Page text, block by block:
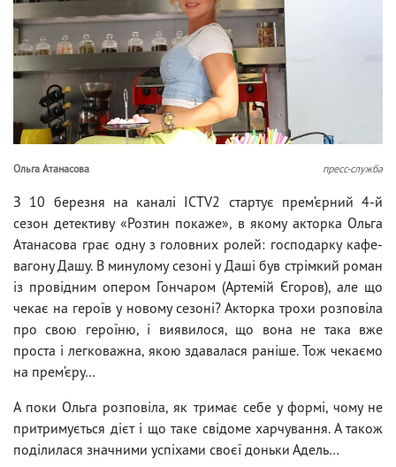
Ольга Атанасова пресс-служба
З 10 березня на каналі ICTV2 стартує прем’єрний 4-й
сезон детективу «Розтин покаже», в якому акторка Ольга
Атанасова грає одну з головних ролей: господарку кафе-
вагону Дашу. В минулому сезоні у Даші був стрімкий роман
із провідним опером Гончаром (Артемій Єгоров), але що
чекає на героїв у новому сезоні? Акторка трохи розповіла
про свою героїню, і виявилося, що вона не така вже
проста і легковажна, якою здавалася раніше. Тож чекаємо
на прем’єру…
А поки Ольга розповіла, як тримає себе у формі, чому не
притримується дієт і що таке свідоме харчування. А також
поділилася значними успіхами своєї доньки Адель…